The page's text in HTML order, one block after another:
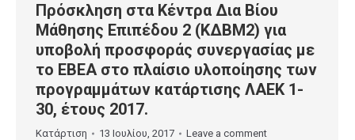
Πρόσκληση στα Κέντρα Δια Βίου
Μάθησης Επιπέδου 2 (ΚΔΒΜ2) για
υποβολή προσφοράς συνεργασίας με
το ΕΒΕΑ στο πλαίσιο υλοποίησης των
προγραμμάτων κατάρτισης ΛΑΕΚ 1-
30, έτους 2017.
Κατάρτιση 13 Ιουλίου, 2017 Leave a comment